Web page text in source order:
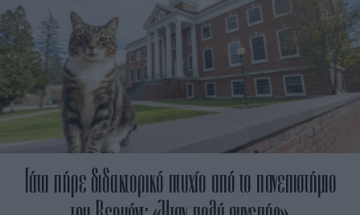
Γάτα πήρε διδακτορικό πτυχίο από το πανεπιστήμιο